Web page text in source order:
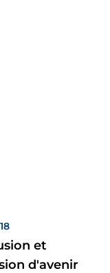
et
d'avenir